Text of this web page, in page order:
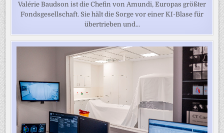
Valérie Baudson ist die Chefin von Amundi, Europas größter
Fondsgesellschaft. Sie hält die Sorge vor einer KI-Blase für
übertrieben und...